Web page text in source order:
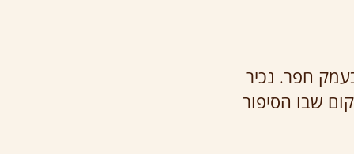
חפר. נכיר
שבו הסיפור